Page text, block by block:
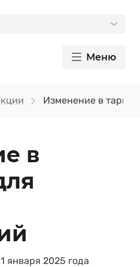
Меню
Изменение в
в
января 2025 года